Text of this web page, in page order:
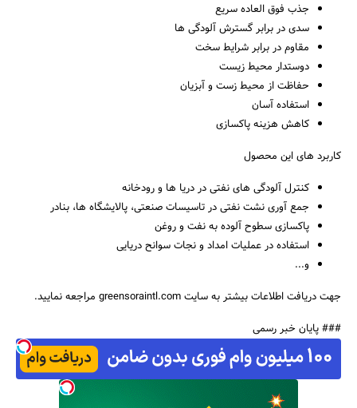
جذب فوق العاده سریع
سدی در برابر گسترش آلودگی ها
مقاوم در برابر شرایط سخت
دوستدار محیط زیست
حفاظت از محیط زست و آبزیان
استفاده آسان
کاهش هزینه پاکسازی
کاربرد های این محصول
کنترل آلودگی های نفتی در دریا ها و رودخانه
جمع آوری نشت نفتی در تاسیسات صنعتی، پالایشگاه ها، بنادر
پاکسازی سطوح آلوده به نفت و روغن
استفاده در عملیات امداد و نجات سوانح دریایی
و...
جهت دریافت اطلاعات بیشتر به سایت greensoraintl.com مراجعه نمایید.
### پایان خبر رسمی